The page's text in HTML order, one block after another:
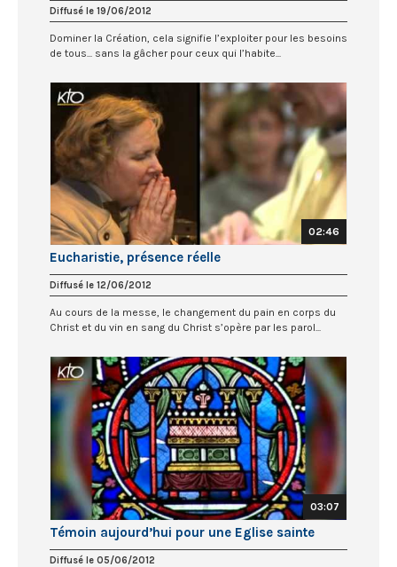
Diffusé le 19/06/2012
Dominer la Création, cela signifie l’exploiter pour les besoins
de tous... sans la gâcher pour ceux qui l’habite...
02:46
Eucharistie, présence réelle
Diffusé le 12/06/2012
Au cours de la messe, le changement du pain en corps du
Christ et du vin en sang du Christ s’opère par les parol...
03:07
Témoin aujourd’hui pour une Eglise sainte
Diffusé le 05/06/2012